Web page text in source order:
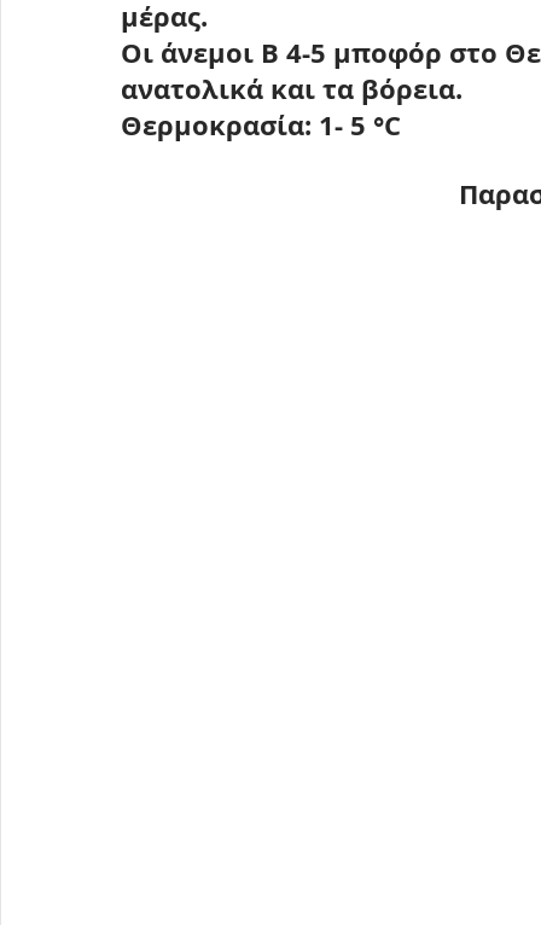
μέρας.
Οι άνεμοι Β 4-5 μποφόρ στο
ανατολικά και τα βόρεια.
Θερμοκρασία: 1- 5 °C